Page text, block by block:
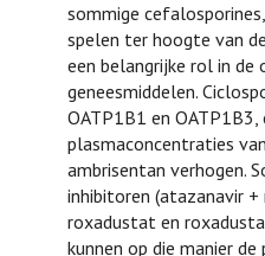
sommige
spelen ter hoogte van
een belangrijke rol in de
geneesmiddelen.
OATP1B1 en OATP1B3,
plasmaconcentraties
ambrisentan verhogen.
inhibitoren (atazanavir
roxadustat en
kunnen op die manier